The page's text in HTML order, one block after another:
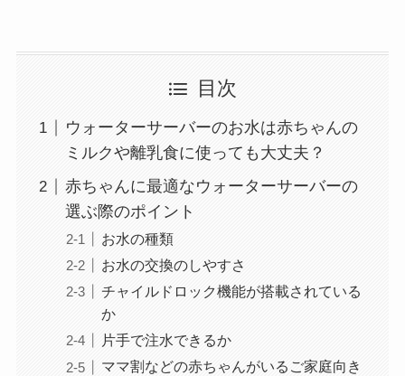
目次
ウォーターサーバーのお水は赤ちゃんの
ミルクや離乳食に使っても大丈夫？
赤ちゃんに最適なウォーターサーバーの
選ぶ際のポイント
お水の種類
お水の交換のしやすさ
チャイルドロック機能が搭載されている
か
片手で注水できるか
ママ割などの赤ちゃんがいるご家庭向き